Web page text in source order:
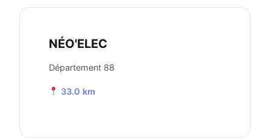
NÉO'ELEC
Département 88
33.0 km